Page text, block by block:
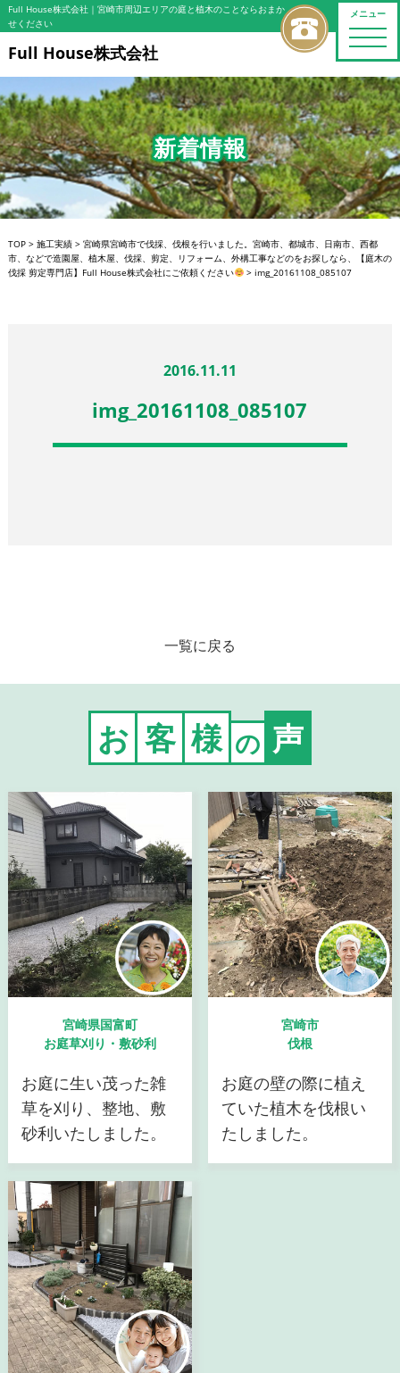
メニュー
toggle
Full House株式会社｜宮崎市周辺エリアの庭と植木のことならおまか
せください
Full House株式会社
新着情報
TOP> 施工実績> 宮崎県宮崎市で伐採、伐根を行いました。宮崎市、都城市、日南市、西都
市、などで造園屋、植木屋、伐採、剪定、リフォーム、外構工事などのをお探しなら、【庭木の
伐採 剪定専門店】Full House株式会社にご依頼ください
>img_20161108_085107
2016.11.11
img_20161108_085107
一覧に戻る
お 客 様 の 声
宮崎県国富町
お庭草刈り・敷砂利
お庭に生い茂った雑
草を刈り、整地、敷
砂利いたしました。
宮崎市
伐根
お庭の壁の際に植え
ていた植木を伐根い
たしました。